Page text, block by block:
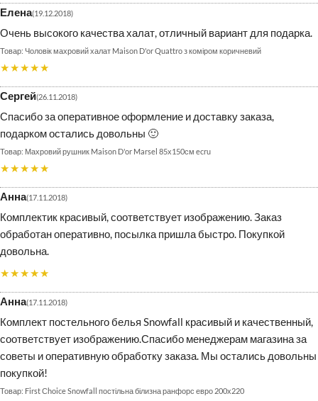
Елена 19.12.2018
Очень высокого качества халат, отличный вариант для подарка.
Чоловік махровий халат Maison D'or Quattro з коміром коричневий
★★★★★
Сергей 26.11.2018
Спасибо за оперативное оформление и доставку заказа,
подарком остались довольны 🙂
Махровий рушник Maison D'or Marsel 85х150см ecru
★★★★★
Анна 17.11.2018
Комплектик красивый, соответствует изображению. Заказ
обработан оперативно, посылка пришла быстро. Покупкой
довольна.
★★★★★
Анна 17.11.2018
Комплект постельного белья Snowfall красивый и качественный,
соответствует изображению.Спасибо менеджерам магазина за
советы и оперативную обработку заказа. Мы остались довольны
покупкой!
First Сhoice Snowfall постільна білизна ранфорс евро 200х220